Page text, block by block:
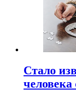
Стало